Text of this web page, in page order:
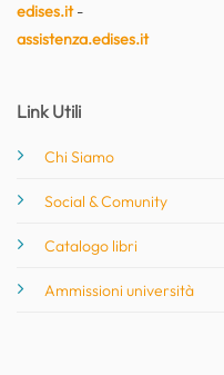
edises.it-
assistenza.edises.it
Link Utili
Chi Siamo
Social & Comunity
Catalogo libri
Ammissioni università